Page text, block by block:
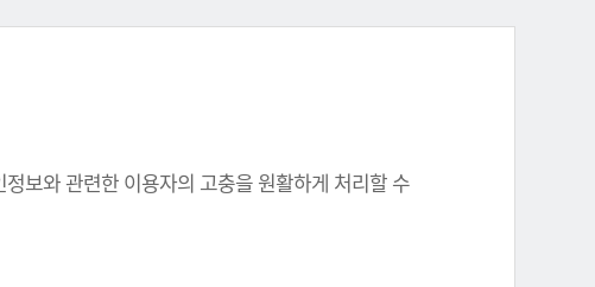
보와 관련한 이용자의 고충을 원활하게 처리할 수